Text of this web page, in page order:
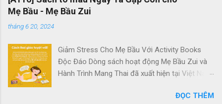
Mẹ Bầu - Mẹ Bầu Zui
tháng 6 20, 2024
Giảm Stress Cho Mẹ Bầu Với Activity Books
Độc Đáo Dòng sách hoạt động Mẹ Bầu Zui và
Hành Trình Mang Thai đã xuất hiện tại Việt Nam
hiệu quả. Chúng là những tác phẩm duy nhất
ĐỌC THÊM